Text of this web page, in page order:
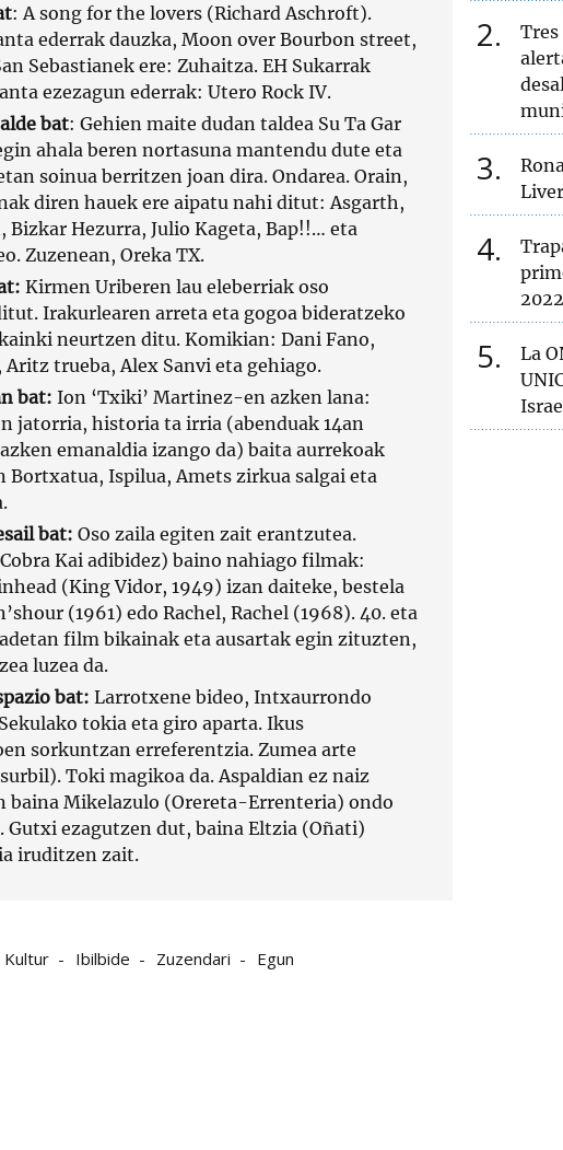
: A song for the lovers (Richard Aschroft).
ederrak dauzka, Moon over Bourbon street,
Sebastianek ere: Zuhaitza. EH Sukarrak
ezezagun ederrak: Utero Rock IV.
bat: Gehien maite dudan taldea Su Ta Gar
ahala beren nortasuna mantendu dute eta
soinua berritzen joan dira. Ondarea. Orain,
diren hauek ere aipatu nahi ditut: Asgarth,
Bizkar Hezurra, Julio Kageta, Bap!!… eta
Zuzenean, Oreka TX.
Kirmen Uriberen lau eleberriak oso
Irakurlearen arreta eta gogoa bideratzeko
neurtzen ditu. Komikian: Dani Fano,
Aritz trueba, Alex Sanvi eta gehiago.
bat: Ion ‘Txiki’ Martinez-en azken lana:
jatorria, historia ta irria (abenduak 14an
emanaldia izango da) baita aurrekoak
Bortxatua, Ispilua, Amets zirkua salgai eta
bat: Oso zaila egiten zait erantzutea.
Kai adibidez) baino nahiago filmak:
(King Vidor, 1949) izan daiteke, bestela
(1961) edo Rachel, Rachel (1968). 40. eta
film bikainak eta ausartak egin zituzten,
luzea da.
bat: Larrotxene bideo, Intxaurrondo
tokia eta giro aparta. Ikus
sorkuntzan erreferentzia. Zumea arte
Toki magikoa da. Aspaldian ez naiz
baina Mikelazulo (Orereta-Errenteria) ondo
Gutxi ezagutzen dut, baina Eltzia (Oñati)
iruditzen zait.
Kultur Ibilbide Zuzendari Egun
2
3
4
2022
5
La